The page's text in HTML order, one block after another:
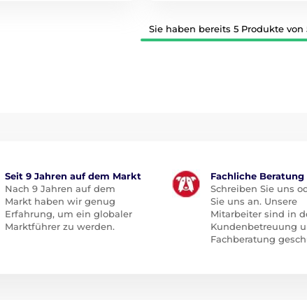
Sie haben bereits 5 Produkte von
Seit 9 Jahren auf dem Markt
Nach 9 Jahren auf dem
Markt haben wir genug
Erfahrung, um ein globaler
Marktführer zu werden.
Fachliche Beratung
Schreiben Sie uns
Sie uns an. Unsere
Mitarbeiter sind in
Kundenbetreuung
Fachberatung